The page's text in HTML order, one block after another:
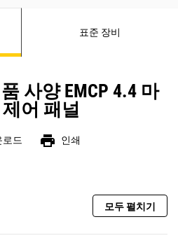
표준 장비
사양 EMCP 4.4 마
어 패널
로드 print 인쇄
모두 펼치기